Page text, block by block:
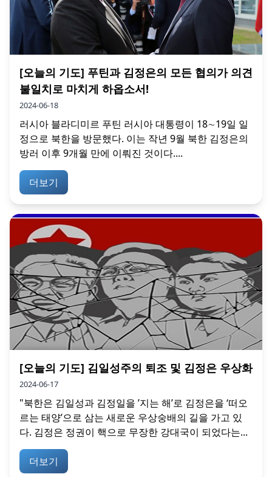
[오늘의 기도] 푸틴과 김정은의 모든 협의가 의견
불일치로 마치게 하옵소서!
2024-06-18
러시아 블라디미르 푸틴 러시아 대통령이 18∼19일 일
정으로 북한을 방문했다. 이는 작년 9월 북한 김정은의
방러 이후 9개월 만에 이뤄진 것이다....
더보기
[오늘의 기도] 김일성주의 퇴조 및 김정은 우상화
2024-06-17
"북한은 김일성과 김정일을 ’지는 해’로 김정은을 ‘떠오
르는 태양’으로 삼는 새로운 우상숭배의 길을 가고 있
다. 김정은 정권이 핵으로 무장한 강대국이 되었다는...
더보기